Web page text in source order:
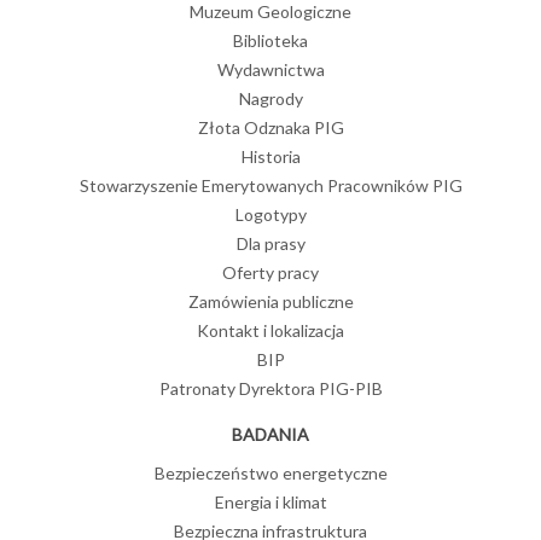
Muzeum Geologiczne
Biblioteka
Wydawnictwa
Nagrody
Złota Odznaka PIG
Historia
Stowarzyszenie Emerytowanych Pracowników PIG
Logotypy
Dla prasy
Oferty pracy
Zamówienia publiczne
Kontakt i lokalizacja
BIP
Patronaty Dyrektora PIG-PIB
BADANIA
Bezpieczeństwo energetyczne
Energia i klimat
Bezpieczna infrastruktura